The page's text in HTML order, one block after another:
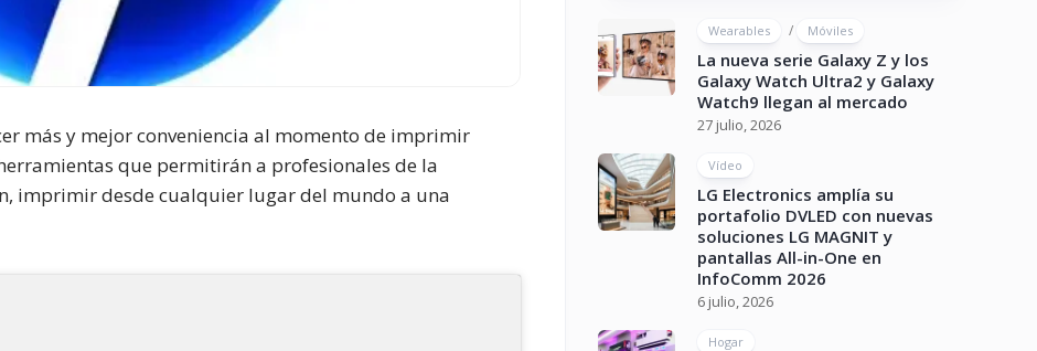
más y mejor conveniencia al momento de imprimir
que permitirán a profesionales de la
imprimir desde cualquier lugar del mundo a una
Wearables / Móviles
La nueva serie Galaxy Z y los
Galaxy Watch Ultra2 y Galaxy
Watch9 llegan al mercado
27 julio, 2026
Vídeo
LG Electronics amplía su
portafolio DVLED con nuevas
soluciones LG MAGNIT y
pantallas All-in-One en
InfoComm 2026
6 julio, 2026
Hogar